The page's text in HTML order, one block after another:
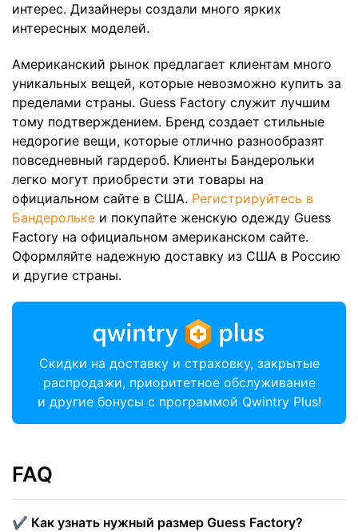
интерес. Дизайнеры создали много ярких
интересных моделей.
Американский рынок предлагает клиентам много
уникальных вещей, которые невозможно купить за
пределами страны. Guess Factory служит лучшим
тому подтверждением. Бренд создает стильные
недорогие вещи, которые отлично разнообразят
повседневный гардероб. Клиенты Бандерольки
легко могут приобрести эти товары на
официальном сайте в США. Регистрируйтесь в
Бандерольке и покупайте женскую одежду Guess
Factory на официальном американском сайте.
Оформляйте надежную доставку из США в Россию
и другие страны.
Скидки на доставку и страховку, закрытые
распродажи, приоритетное обслуживание
и другие бонусы с программой Qwintry Plus!
FAQ
✔️ Как узнать нужный размер Guess Factory?